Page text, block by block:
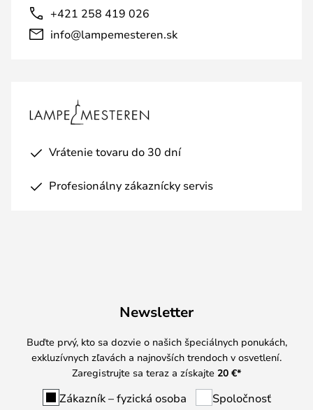
+421 258 419 026
info@lampemesteren.sk
Vrátenie tovaru do 30 dní
Profesionálny zákaznícky servis
Newsletter
Buďte prvý, kto sa dozvie o našich špeciálnych ponukách,
exkluzívnych zľavách a najnovších trendoch v osvetlení.
Zaregistrujte sa teraz a získajte 20 €*
Zákazník – fyzická osoba Spoločnosť